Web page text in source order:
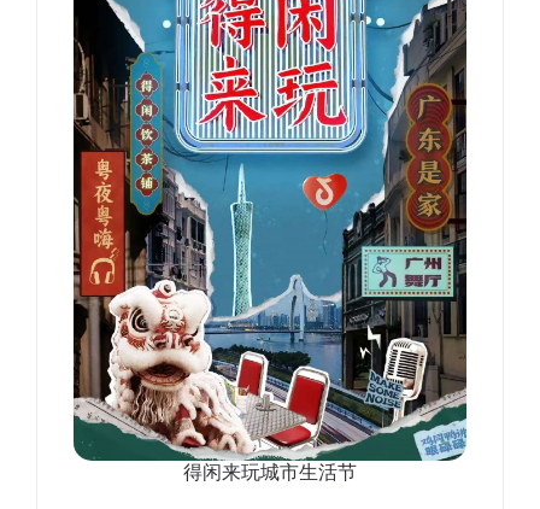
得闲来玩城市生活节